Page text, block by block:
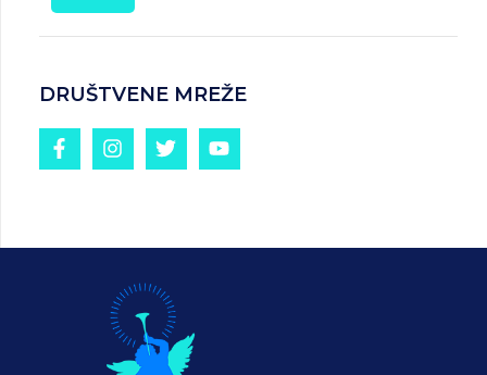
DRUŠTVENE MREŽE